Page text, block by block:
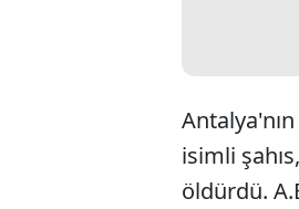
isimli
öldürdü.